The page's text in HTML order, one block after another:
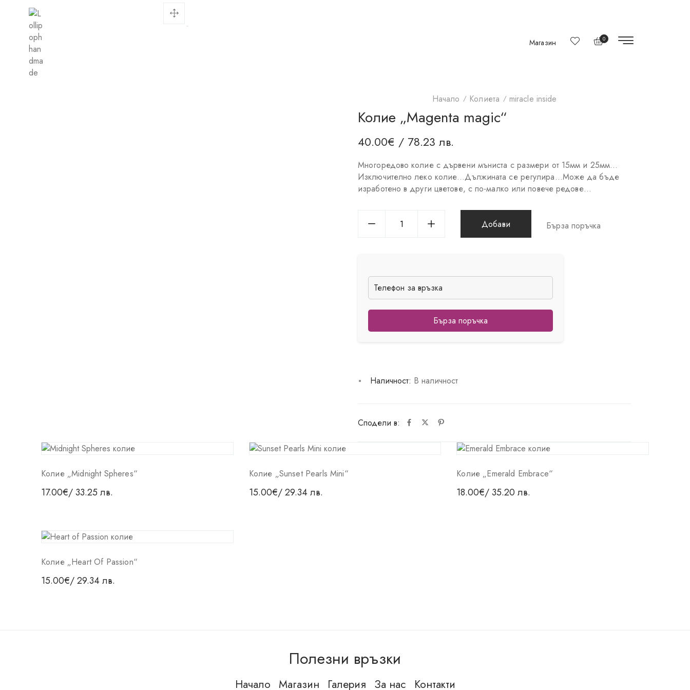
Магазин 0
Начало Колиета miracle inside
Колие „Magenta magic“
40.00€ / 78.23 лв.
Многоредово колие с дървени мъниста с размери от 15мм и 25мм…
Изключително леко колие…Дължината се регулира…Може да бъде
изработено в други цветове, с по-малко или повече редове…
Добави Бърза поръчка
Бърза поръчка
Наличност: В наличност
Сподели в:
Колие „Midnight Spheres“
17.00€/ 33.25 лв.
Колие „Sunset Pearls Mini“
15.00€/ 29.34 лв.
Колие „Emerald Embrace“
18.00€/ 35.20 лв.
Колие „Heart Of Passion“
15.00€/ 29.34 лв.
Полезни връзки
Начало Магазин Галерия За нас Контакти